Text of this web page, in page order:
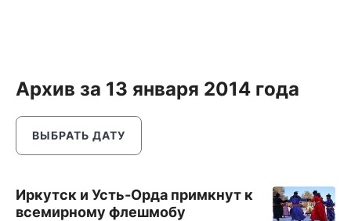
Архив за 13 января 2014 года
ВЫБРАТЬ ДАТУ
Иркутск и Усть-Орда примкнут к
всемирному флешмобу